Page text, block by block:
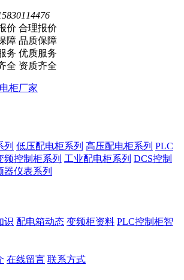
合理报价
品质保障
优质服务
资质齐全
列 低压配电柜系列 高压配电柜系列 PLC
频控制柜系列 工业配电柜系列 DCS控制
器仪表系列
识 配电箱动态 变频柜资料 PLC控制柜智
在线留言 联系方式